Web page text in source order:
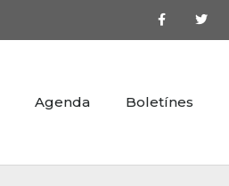
Agenda Boletínes